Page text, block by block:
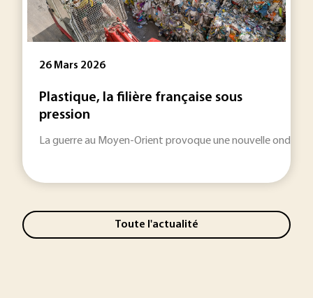
26 Mars 2026
Plastique, la filière française sous
pression
La guerre au Moyen-Orient provoque une nouvelle onde
Toute l'actualité